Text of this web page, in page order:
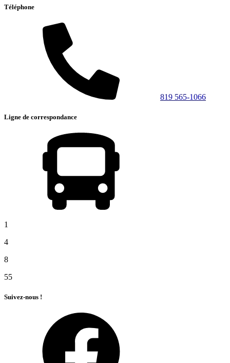
Téléphone
819 565-1066
Ligne de correspondance
1
4
8
55
Suivez-nous !